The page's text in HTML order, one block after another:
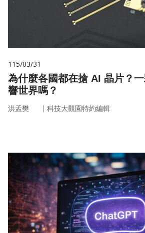
115/03/31
為什麼各國都在搶 AI 晶片？
響世界嗎？
洪孟樊 ｜ 科技大觀園特約編輯